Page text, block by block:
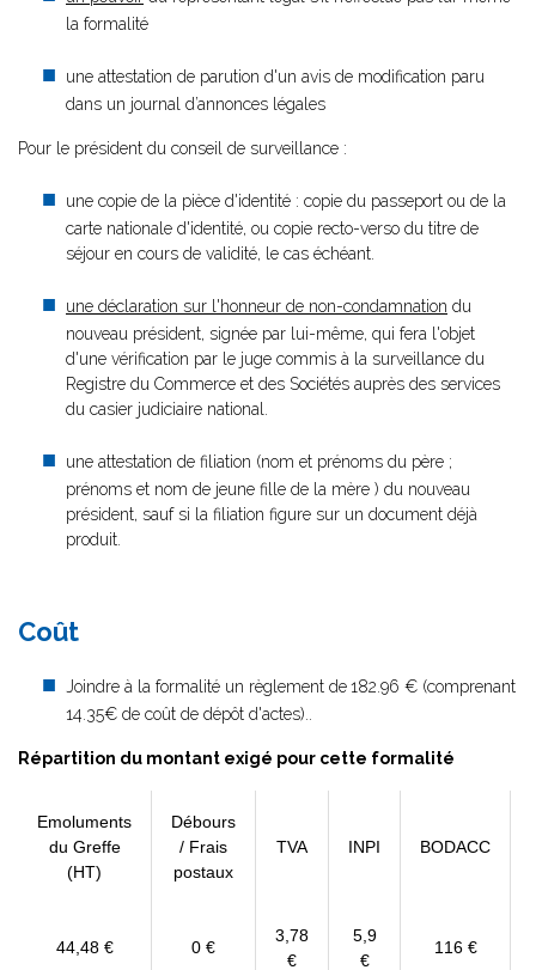
la formalité
une attestation de parution d'un avis de modification paru
dans un journal d’annonces légales
Pour le président du conseil de surveillance :
une copie de la pièce d'identité : copie du passeport ou de la
carte nationale d'identité, ou copie recto-verso du titre de
séjour en cours de validité, le cas échéant.
une déclaration sur l'honneur de non-condamnation du
nouveau président, signée par lui-même, qui fera l'objet
d'une vérification par le juge commis à la surveillance du
Registre du Commerce et des Sociétés auprès des services
du casier judiciaire national.
une attestation de filiation (nom et prénoms du père ;
prénoms et nom de jeune fille de la mère ) du nouveau
président, sauf si la filiation figure sur un document déjà
produit.
Coût
Joindre à la formalité un règlement de182.96 € (comprenant
14.35€ de coût de dépôt d'actes)..
Répartition du montant exigé pour cette formalité
Emoluments
du Greffe
(HT)
Débours
/ Frais
postaux
TVA INPI BODACC
44,48 € 0 €
3,78
€
5,9
€
116 €